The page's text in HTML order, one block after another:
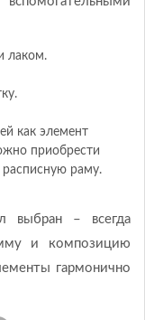
лаком.
как элемент
приобрести
раму.
выбран – всегда
и композицию
гармонично